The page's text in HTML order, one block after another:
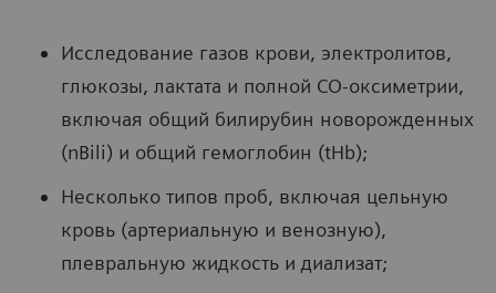
Исследование газов крови, электролитов,
глюкозы, лактата и полной CO-оксиметрии,
включая общий билирубин новорожденных
(nBili) и общий гемоглобин (tHb);
Несколько типов проб, включая цельную
кровь (артериальную и венозную),
плевральную жидкость и диализат;